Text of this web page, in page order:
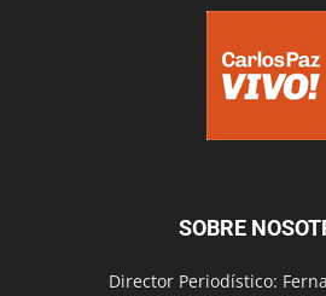
SOBRE
Director Periodístico: